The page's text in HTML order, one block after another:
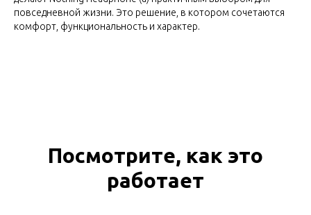
повседневной жизни. Это решение, в котором сочетаются
комфорт, функциональность и характер.
Посмотрите, как это
работает